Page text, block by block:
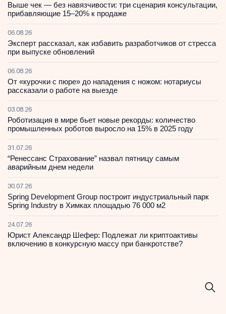
Выше чек — без навязчивости: три сценария консультации,
прибавляющие 15–20% к продаже
06.08.26
Эксперт рассказал, как избавить разработчиков от стресса
при выпуске обновлений
06.08.26
От «курочки с пюре» до нападения с ножом: нотариусы
рассказали о работе на выезде
03.08.26
Роботизация в мире бьет новые рекорды: количество
промышленных роботов выросло на 15% в 2025 году
31.07.26
“Ренессанс Страхование” назвал пятницу самым
аварийным днем недели
30.07.26
Spring Development Group построит индустриальный парк
Spring Industry в Химках площадью 76 000 м2
24.07.26
Юрист Александр Шефер: Подлежат ли криптоактивы
включению в конкурсную массу при банкротстве?